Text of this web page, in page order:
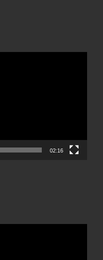
02:16